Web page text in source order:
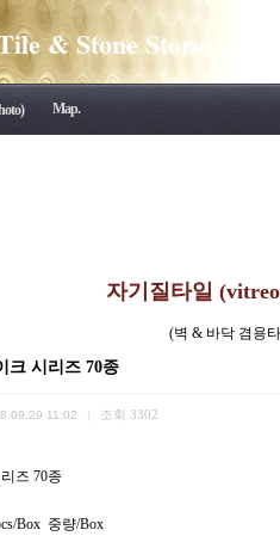
& Stone Store)
Map.
자기질타일
(벽 & 바닥 겸용
크 시리즈 70종
11:02 조회 3302
즈 70종
Box 중량/Box